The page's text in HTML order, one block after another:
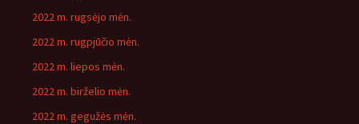
2022 m. rugsėjo mėn.
2022 m. rugpjūčio mėn.
2022 m. liepos mėn.
2022 m. birželio mėn.
2022 m. gegužės mėn.